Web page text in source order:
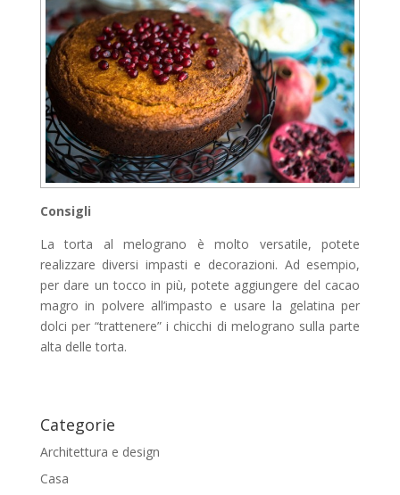
Consigli
La torta al melograno è molto versatile, potete
realizzare diversi impasti e decorazioni. Ad esempio,
per dare un tocco in più, potete aggiungere del cacao
magro in polvere all’impasto e usare la gelatina per
dolci per “trattenere” i chicchi di melograno sulla parte
alta delle torta.
Categorie
Architettura e design
Casa